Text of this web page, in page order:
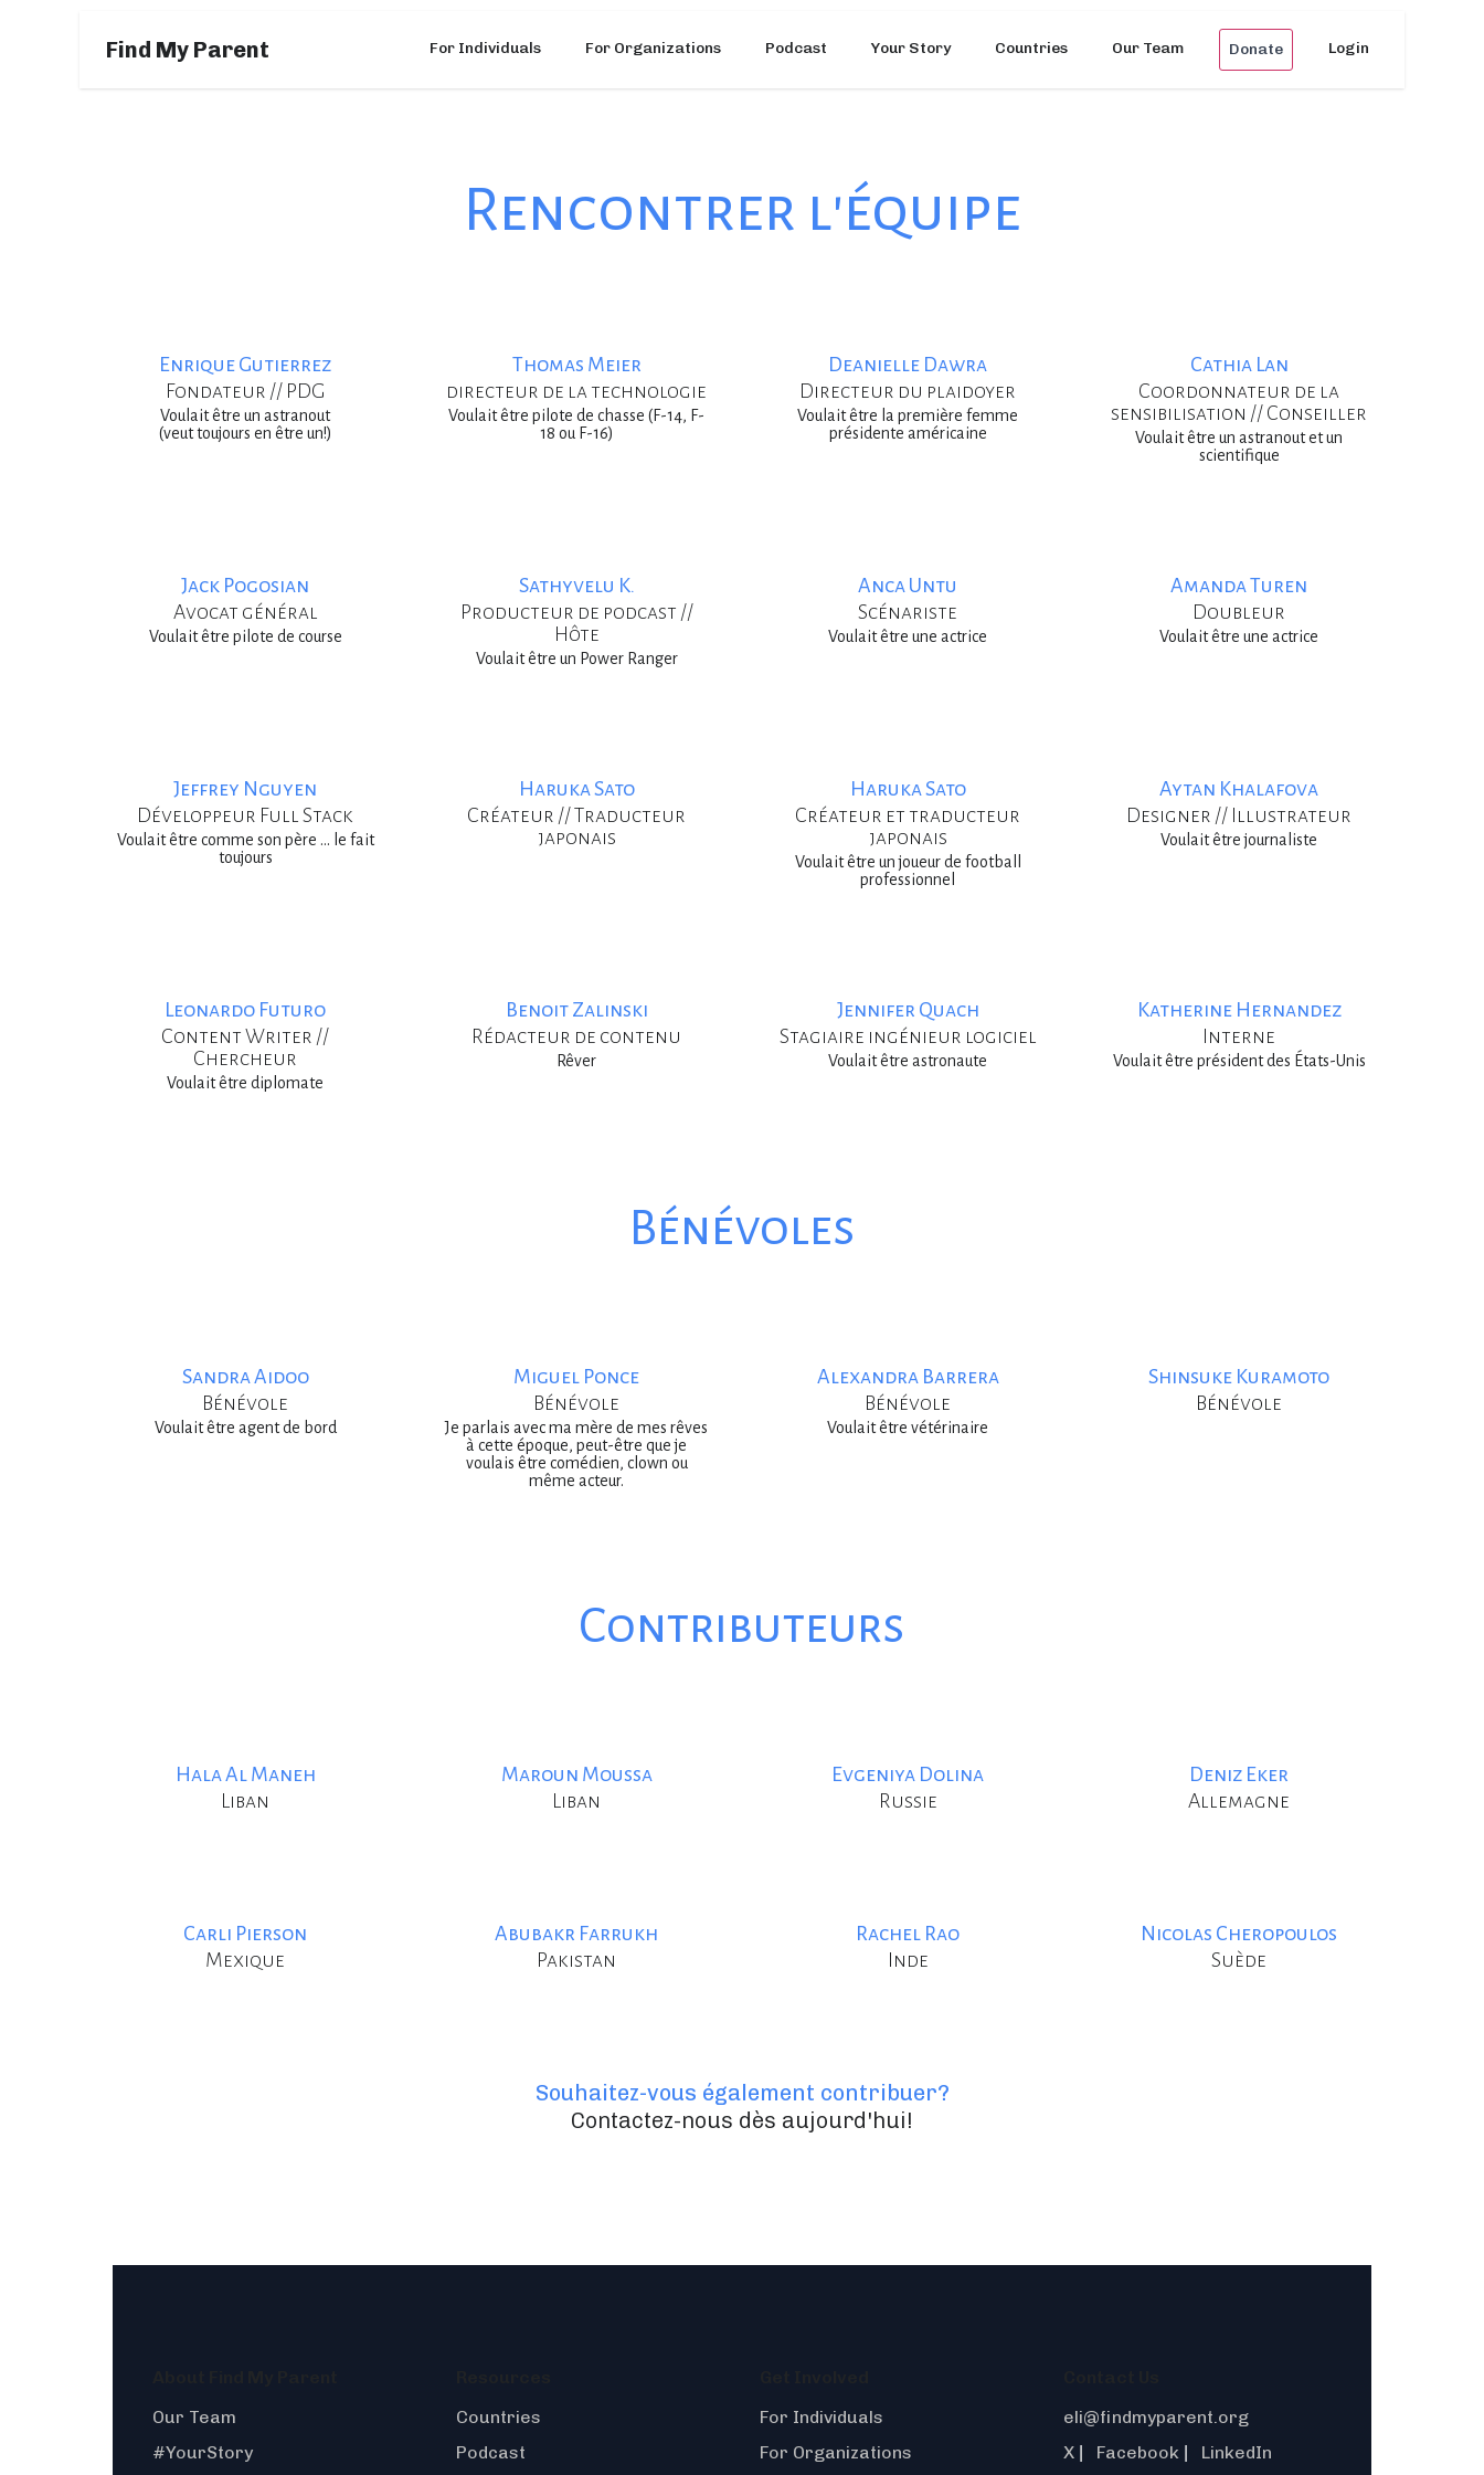
Find My Parent For Individuals For Organizations Podcast Your Story Countries Our Team Donate Login
Rencontrer l'équipe
Enrique Gutierrez
Fondateur // PDG
Voulait être un astranout
(veut toujours en être un!)
Thomas Meier
directeur de la technologie
Voulait être pilote de chasse (F-14, F-
18 ou F-16)
Deanielle Dawra
Directeur du plaidoyer
Voulait être la première femme
présidente américaine
Cathia Lan
Coordonnateur de la
sensibilisation // Conseiller
Voulait être un astranout et un
scientifique
Jack Pogosian
Avocat général
Voulait être pilote de course
Sathyvelu K.
Producteur de podcast //
Hôte
Voulait être un Power Ranger
Anca Untu
Scénariste
Voulait être une actrice
Amanda Turen
Doubleur
Voulait être une actrice
Jeffrey Nguyen
Développeur Full Stack
Voulait être comme son père ... le fait
toujours
Haruka Sato
Créateur // Traducteur
japonais
Haruka Sato
Créateur et traducteur
japonais
Voulait être un joueur de football
professionnel
Aytan Khalafova
Designer // Illustrateur
Voulait être journaliste
Leonardo Futuro
Content Writer //
Chercheur
Voulait être diplomate
Benoit Zalinski
Rédacteur de contenu
Rêver
Jennifer Quach
Stagiaire ingénieur logiciel
Voulait être astronaute
Katherine Hernandez
Interne
Voulait être président des États-Unis
Bénévoles
Sandra Aidoo
Bénévole
Voulait être agent de bord
Miguel Ponce
Bénévole
Je parlais avec ma mère de mes rêves
à cette époque, peut-être que je
voulais être comédien, clown ou
même acteur.
Alexandra Barrera
Bénévole
Voulait être vétérinaire
Shinsuke Kuramoto
Bénévole
Contributeurs
Hala Al Maneh
Liban
Maroun Moussa
Liban
Evgeniya Dolina
Russie
Deniz Eker
Allemagne
Carli Pierson
Mexique
Abubakr Farrukh
Pakistan
Rachel Rao
Inde
Nicolas Cheropoulos
Suède
Souhaitez-vous également contribuer?
Contactez-nous dès aujourd'hui!
Our Team
#YourStory
Countries
Podcast
For Individuals
For Organizations
eli@findmyparent.org
X
Facebook LinkedIn